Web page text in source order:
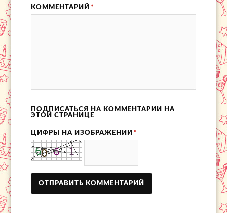
КОММЕНТАРИЙ *
ПОДПИСАТЬСЯ НА КОММЕНТАРИИ НА
ЭТОЙ СТРАНИЦЕ
ЦИФРЫ НА ИЗОБРАЖЕНИИ *